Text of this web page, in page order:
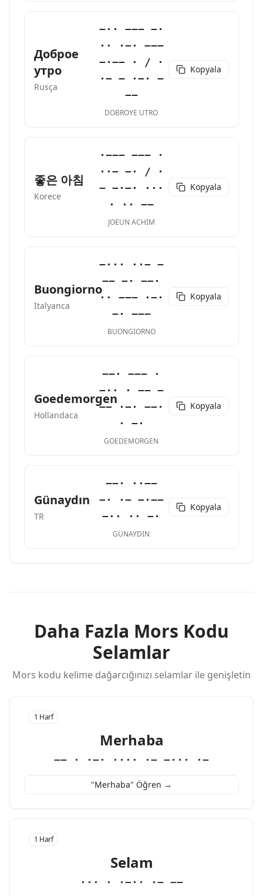
Доброе
утро
Rusça
−·· −−− −·
·· ·−· −−−
−·−− · / ·
·− − ·−· −
−−
DOBROYE UTRO
Kopyala
좋은 아침
Korece
·−−− −−− ·
··− −· / ·
− −·−· ···
· ·· −−
JOEUN ACHIM
Kopyala
Buongiorno
İtalyanca
−··· ··− −
−− −· −−·
·· −−− ·−·
−· −−−
BUONGIORNO
Kopyala
Goedemorgen
Hollandaca
−−· −−− ·
−·· · −− −
−− ·−· −−·
· −·
GOEDEMORGEN
Kopyala
Günaydın
TR
−−· ··−−
−· ·− −·−−
−·· ·· −·
GÜNAYDIN
Kopyala
Daha Fazla Mors Kodu
Selamlar
Mors kodu kelime dağarcığınızı selamlar ile genişletin
1 Harf
Merhaba
−− · ·−· ···· ·− −··· ·−
"Merhaba" Öğren →
1 Harf
Selam
··· · ·−·· ·− −−